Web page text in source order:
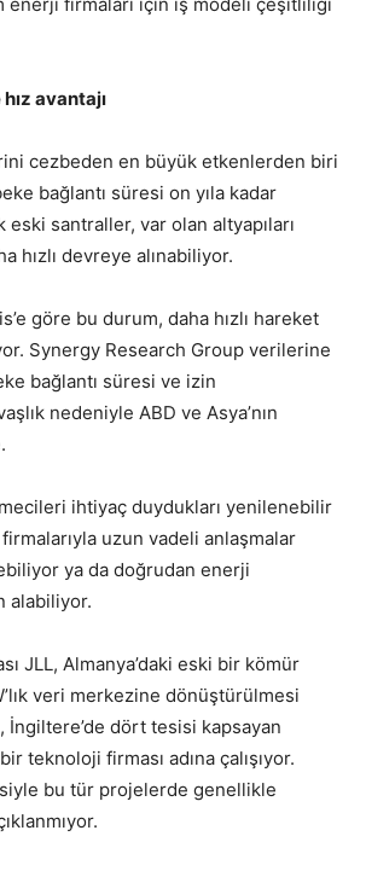
avantajı
cezbeden en büyük etkenlerden biri
bağlantı süresi on yıla kadar
eski santraller, var olan altyapıları
hızlı devreye alınabiliyor.
göre bu durum, daha hızlı hareket
Synergy Research Group verilerine
bağlantı süresi ve izin
nedeniyle ABD ve Asya’nın
ihtiyaç duydukları yenilenebilir
uzun vadeli anlaşmalar
ya da doğrudan enerji
alabiliyor.
JLL, Almanya’daki eski bir kömür
veri merkezine dönüştürülmesi
İngiltere’de dört tesisi kapsayan
teknoloji firması adına çalışıyor.
bu tür projelerde genellikle